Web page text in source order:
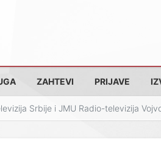
ZAHTEVI PRIJAVE
Srbije i JMU Radio-televizija